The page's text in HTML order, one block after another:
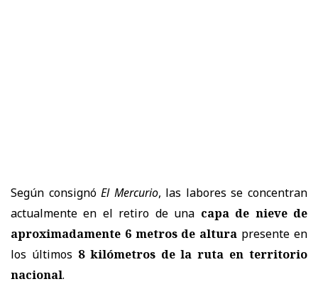
Según consignóEl Mercurio, las labores se concentran
actualmente en el retiro de una capa de nieve de
aproximadamente 6 metros de altura presente en
los últimos 8 kilómetros de la ruta en territorio
nacional.